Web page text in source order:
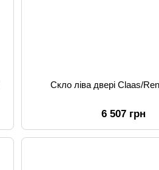
Скло ліва двері Claas/
6 507 грн